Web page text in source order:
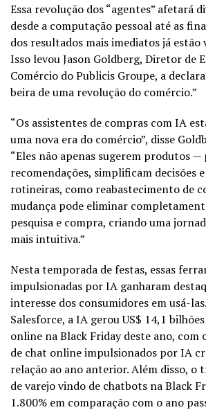
Essa revolução dos “agentes” afetará
desde a computação pessoal até as
dos resultados mais imediatos já estão
Isso levou Jason Goldberg, Diretor de
Comércio do Publicis Groupe, a
beira de uma revolução do comércio.”
“Os assistentes de compras com IA
uma nova era do comércio”, disse
“Eles não apenas sugerem produtos
recomendações, simplificam decisões
rotineiras, como reabastecimento de
mudança pode eliminar
pesquisa e compra, criando uma
mais intuitiva.”
Nesta temporada de festas, essas
impulsionadas por IA ganharam
interesse dos consumidores em usá-
Salesforce, a IA gerou US$ 14,1
online na Black Friday deste ano, com
de chat online impulsionados por IA
relação ao ano anterior. Além disso, o
de varejo vindo de chatbots na Black
1.800% em comparação com o ano